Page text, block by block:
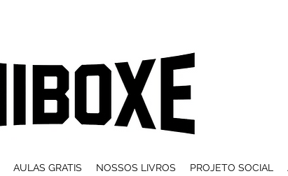
AULAS GRATIS NOSSOS LIVROS PROJETO SOCIAL